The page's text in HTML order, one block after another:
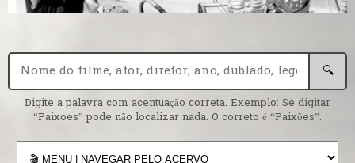
🔍
Digite a palavra com acentuação correta. Exemplo: Se digitar
“Paixoes” pode não localizar nada. O correto é “Paixões”.